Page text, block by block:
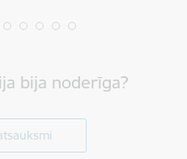
bija noderīga?